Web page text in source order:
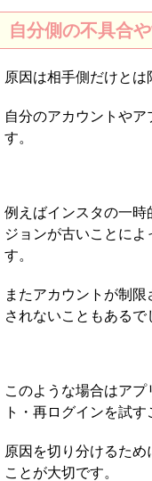
自分側の不具合
原因は相手側だけとは
自分のアカウントや
す。
例えばインスタの一
ジョンが古いことに
す。
またアカウントが制
されないこともあるで
このような場合はア
ト・再ログインを試
原因を切り分けるた
ことが大切です。